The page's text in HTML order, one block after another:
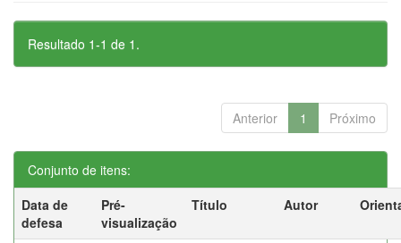
Resultado 1-1 de 1.
Anterior 1 Próximo
Conjunto de itens:
Data de
defesa
Pré-
visualização
Título Autor